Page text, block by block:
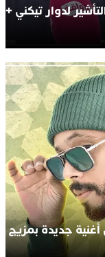
لدوار تيكني +
جديدة بمزيج